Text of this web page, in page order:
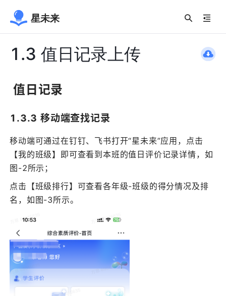
星未来
1.3 值日记录上传
值日记录
1.3.3 移动端查找记录
移动端可通过在钉钉、飞书打开“星未来”应用，点击
【我的班级】即可查看到本班的值日评价记录详情，如
图-2所示；
点击【班级排行】可查看各年级-班级的得分情况及排
名，如图-3所示。